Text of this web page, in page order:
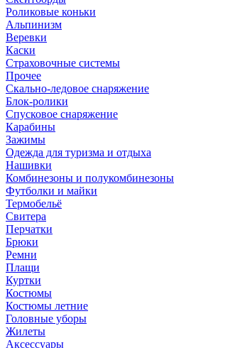
Роликовые коньки
Альпинизм
Веревки
Каски
Страховочные системы
Прочее
Скально-ледовое снаряжение
Блок-ролики
Спусковое снаряжение
Карабины
Зажимы
Одежда для туризма и отдыха
Нашивки
Комбинезоны и полукомбинезоны
Футболки и майки
Термобельё
Свитера
Перчатки
Брюки
Ремни
Плащи
Куртки
Костюмы
Костюмы летние
Головные уборы
Жилеты
Аксессуары